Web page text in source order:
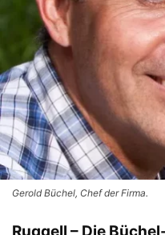
Gerold Büchel, Chef der Firma.